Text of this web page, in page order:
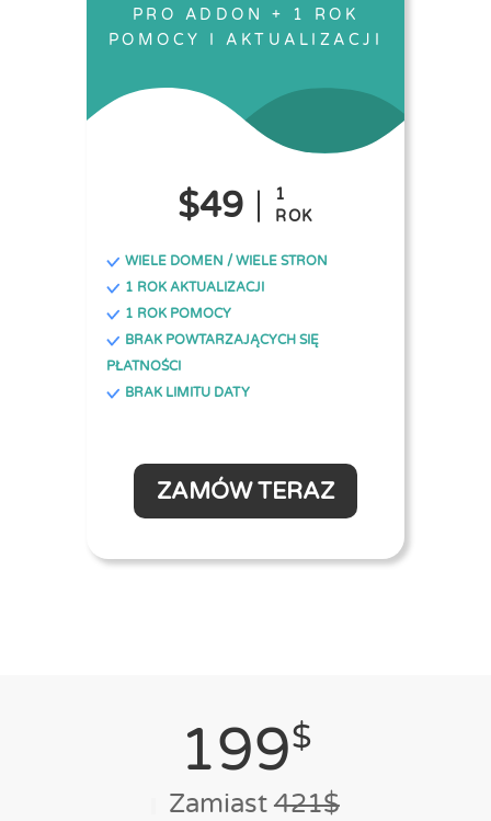
PRO ADDON + 1 ROK
POMOCY I AKTUALIZACJI
$49
1
ROK
WIELE DOMEN / WIELE STRON
1 ROK AKTUALIZACJI
1 ROK POMOCY
BRAK POWTARZAJĄCYCH SIĘ
PŁATNOŚCI
BRAK LIMITU DATY
ZAMÓW TERAZ
199$
Zamiast 421$